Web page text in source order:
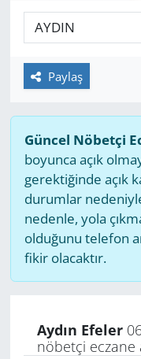
Paylaş
Güncel Nöbetçi
boyunca açık
gerektiğinde açık
durumlar
nedenle, yola
olduğunu telefon
fikir olacaktır.
Aydın Efeler
nöbetçi eczane
GÜNDEM
HABERDE
MAGAZİN
POLİTİKA
RESMİ
SAĞLIK
SPOR